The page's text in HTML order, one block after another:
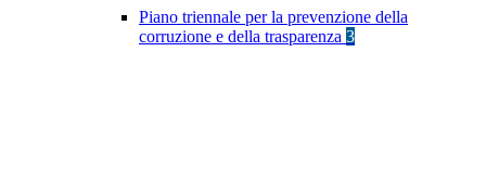
Piano triennale per la prevenzione della
corruzione e della trasparenza 3